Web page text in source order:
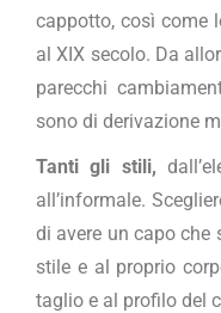
cappotto, così come
al XIX secolo. Da
parecchi
sono di derivazione
Tanti gli stili,
all’informale.
di avere un capo
stile e al proprio
taglio e al profilo del